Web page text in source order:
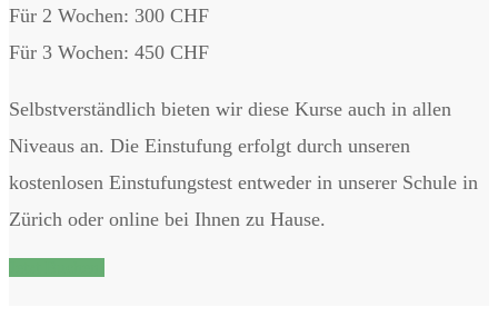
Für 2 Wochen: 300 CHF
Für 3 Wochen: 450 CHF
Selbstverständlich bieten wir diese Kurse auch in allen
Niveaus an. Die Einstufung erfolgt durch unseren
kostenlosen Einstufungstest entweder in unserer Schule in
Zürich oder online bei Ihnen zu Hause.